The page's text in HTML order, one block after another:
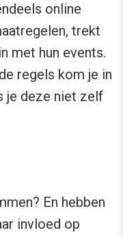
online
trekt
met hun events.
regels kom je in
je deze niet zelf
En hebben
invloed op